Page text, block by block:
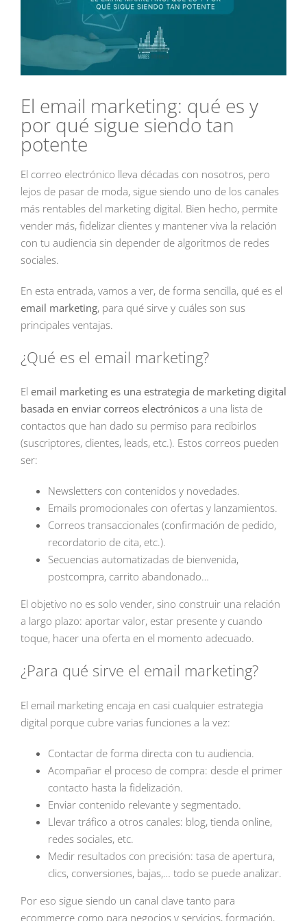
El email marketing: qué es y
por qué sigue siendo tan
potente
El correo electrónico lleva décadas con nosotros, pero
lejos de pasar de moda, sigue siendo uno de los canales
más rentables del marketing digital. Bien hecho, permite
vender más, fidelizar clientes y mantener viva la relación
con tu audiencia sin depender de algoritmos de redes
sociales.
En esta entrada, vamos a ver, de forma sencilla, qué es el
email marketing, para qué sirve y cuáles son sus
principales ventajas.
¿Qué es el email marketing?
El email marketing es una estrategia de marketing digital
basada en enviar correos electrónicos a una lista de
contactos que han dado su permiso para recibirlos
(suscriptores, clientes, leads, etc.). Estos correos pueden
ser:
Newsletters con contenidos y novedades.
Emails promocionales con ofertas y lanzamientos.
Correos transaccionales (confirmación de pedido,
recordatorio de cita, etc.).
Secuencias automatizadas de bienvenida,
postcompra, carrito abandonado…
El objetivo no es solo vender, sino construir una relación
a largo plazo: aportar valor, estar presente y cuando
toque, hacer una oferta en el momento adecuado.
¿Para qué sirve el email marketing?
El email marketing encaja en casi cualquier estrategia
digital porque cubre varias funciones a la vez:
Contactar de forma directa con tu audiencia.
Acompañar el proceso de compra: desde el primer
contacto hasta la fidelización.
Enviar contenido relevante y segmentado.
Llevar tráfico a otros canales: blog, tienda online,
redes sociales, etc.
Medir resultados con precisión: tasa de apertura,
clics, conversiones, bajas,… todo se puede analizar.
Por eso sigue siendo un canal clave tanto para
ecommerce como para negocios y servicios, formación,